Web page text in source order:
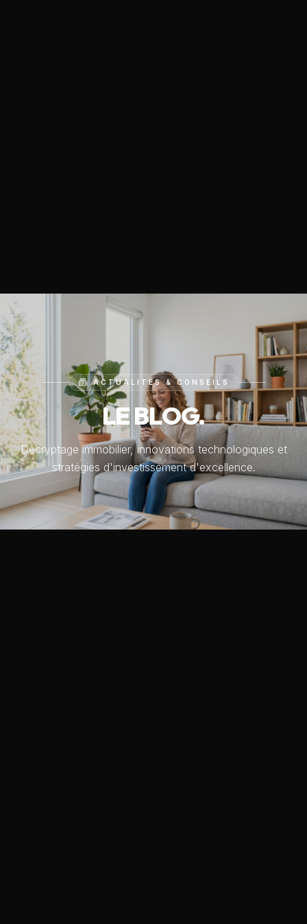
ACTUALITÉS & CONSEILS
LE BLOG.
Décryptage immobilier, innovations technologiques et
stratégies d'investissement d'excellence.